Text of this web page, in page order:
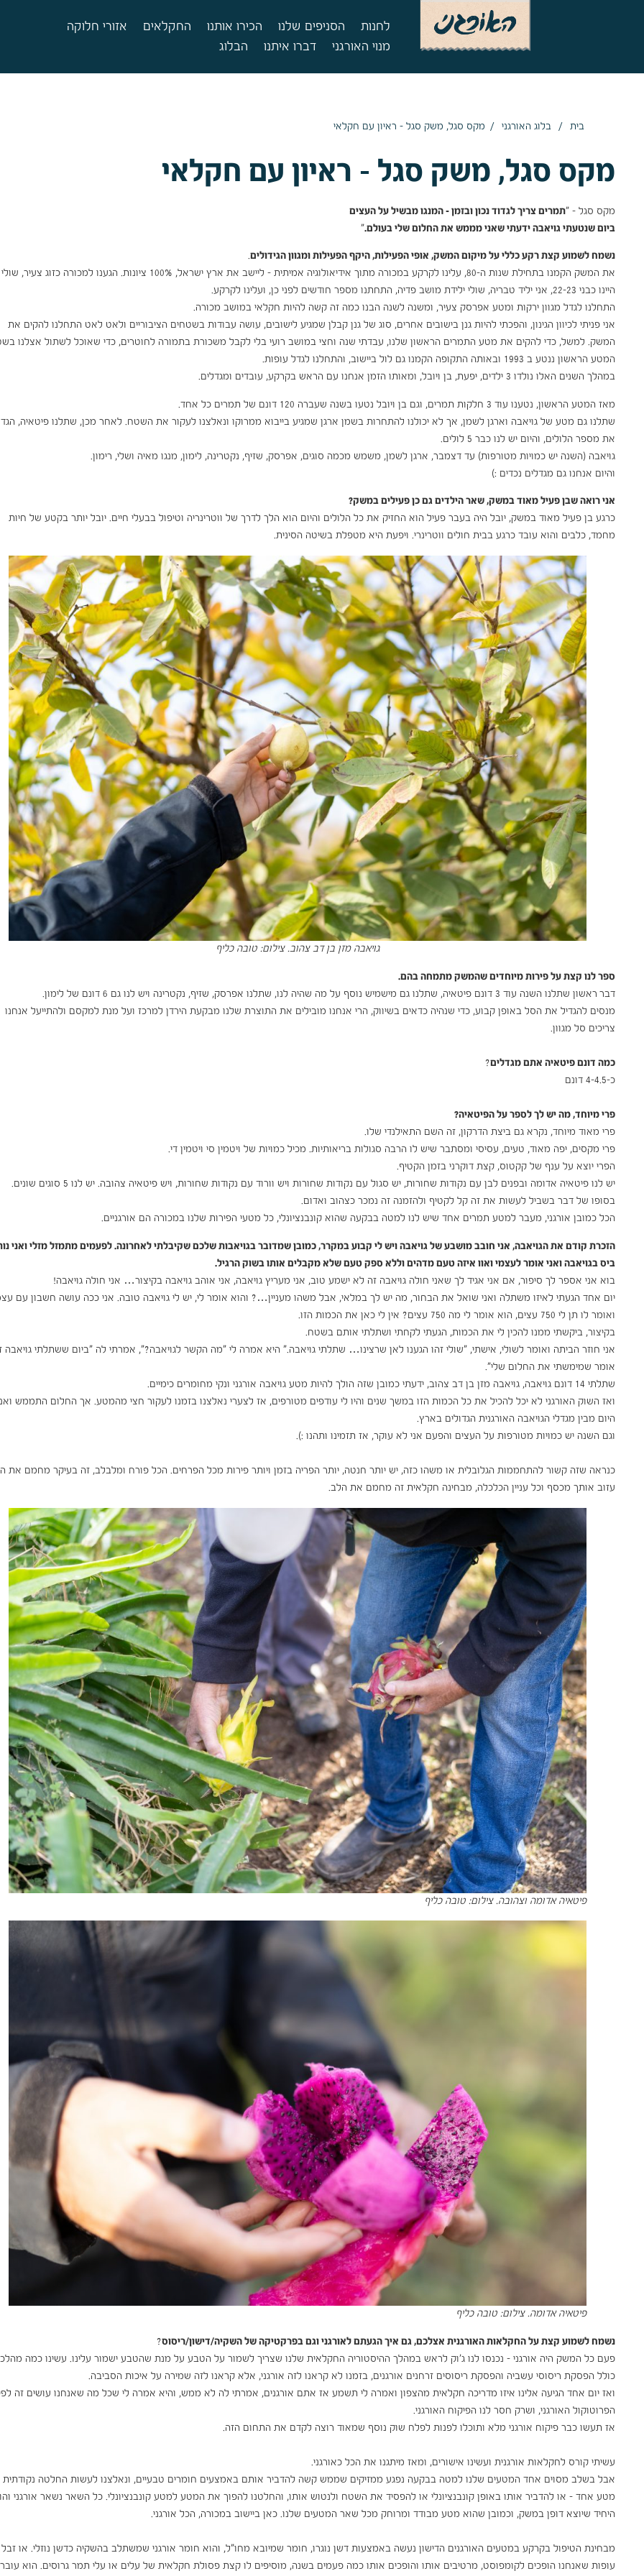
לחנות הסניפים שלנו הכירו אותנו החקלאים
אזורי חלוקה
מנוי האורגני
דברו איתנו הבלוג
בית / בלוג האורגני / מקס סגל, משק סגל – ראיון עם חקלאי
מקס סגל, משק סגל – ראיון עם חקלאי
מקס סגל – "תמרים צריך לגדוד נכון ובזמן – המנגו מבשיל על העצים
ביום שנטעתי גויאבה ידעתי שאני מממש את החלום שלי בעולם."
נשמח לשמוע קצת רקע כללי על מיקום המשק, אופי הפעילות, היקף הפעילות ומגוון הגידולים.
את המשק הקמנו בתחילת שנות ה-80, עלינו לקרקע במכורה מתוך אידיאולוגיה אמיתית – ליישב את ארץ ישראל, 100% ציונות. הגענו למכורה
היינו כבני 22-23, אני יליד טבריה, שולי ילידת מושב פדיה, התחתנו מספר חודשים לפני כן, ועלינו לקרקע.
התחלנו לגדל מגוון ירקות ומטע אפרסק צעיר, ומשנה לשנה הבנו כמה זה קשה להיות חקלאי במושב מכורה.
אני פניתי לכיוון הגינון, והפכתי להיות גנן בישובים אחרים, סוג של גנן קבלן שמגיע לישובים, עושה עבודות בשטחים הציבוריים ולאט לאט התחלנו להקים את
המשק. למשל, כדי להקים את מטע התמרים הראשון שלנו, עבדתי שנה וחצי במושב רועי בלי לקבל משכורת בתמורה לחוטרים, כדי שאוכל לשתול אצלנו
המטע הראשון ננטע ב 1993 ובאותה התקופה הקמנו גם לול ביישוב, והתחלנו לגדל עופות.
במהלך השנים האלו נולדו 3 ילדים, יפעת, בן ויובל, ומאותו הזמן אנחנו עם הראש בקרקע, עובדים ומגדלים.
מאז המטע הראשון, נטענו עוד 3 חלקות תמרים, וגם בן ויובל נטעו בשנה שעברה 120 דונם של תמרים כל אחד.
שתלנו גם מטע של גויאבה וארגן לשמן, אך לא יכולנו להתחרות בשמן ארגן שמגיע בייבוא ממרוקו ונאלצנו לעקור את השטח. לאחר מכן, שתלנו פיטאיה,
את מספר הלולים, והיום יש לנו כבר 5 לולים.
גויאבה (השנה יש כמויות מטורפות) עד דצמבר, ארגן לשמן, משמש מכמה סוגים, אפרסק, שזיף, נקטרינה, לימון, מנגו מאיה ושלי, רימון.
והיום אנחנו גם מגדלים נכדים :)
אני רואה שבן פעיל מאוד במשק, שאר הילדים גם כן פעילים במשק?
כרגע בן פעיל מאוד במשק, יובל היה בעבר פעיל הוא החזיק את כל הלולים והיום הוא הלך לדרך של ווטרינריה וטיפול בבעלי חיים. יובל יותר בקטע של חיות
מחמד, כלבים והוא עובד כרגע בבית חולים ווטרינרי. ויפעת היא מטפלת בשיטה הסינית.
גויאבה מזן בן דב צהוב. צילום: טובה כליף
ספר לנו קצת על פירות מיוחדים שהמשק מתמחה בהם.
דבר ראשון שתלנו השנה עוד 3 דונם פיטאיה, שתלנו גם מישמיש נוסף על מה שהיה לנו, שתלנו אפרסק, שזיף, נקטרינה ויש לנו גם 6 דונם של לימון.
מנסים להגדיל את הסל באופן קבוע, כדי שנהיה כדאים בשיווק, הרי אנחנו מובילים את התוצרת שלנו מבקעת הירדן למרכז ועל מנת למקסם ולהתייעל אנחנו
צריכים סל מגוון.
כמה דונם פיטאיה אתם מגדלים?
כ-4-4.5 דונם
פרי מיוחד, מה יש לך לספר על הפיטאיה?
פרי מאוד מיוחד, נקרא גם ביצת הדרקון, זה השם התאילנדי שלו.
פרי מקסים, יפה מאוד, טעים, עסיסי ומסתבר שיש לו הרבה סגולות בריאותיות. מכיל כמויות של ויטמין סי ויטמין די.
הפרי יוצא על ענף של קקטוס, קצת דוקרני בזמן הקטיף.
יש לנו פיטאיה אדומה ובפנים לבן עם נקודות שחורות, יש סגול עם נקודות שחורות ויש וורוד עם נקודות שחורות, ויש פיטאיה צהובה. יש לנו 5 סוגים שונים.
בסופו של דבר בשביל לעשות את זה קל לקטיף ולהזמנה זה נמכר כצהוב ואדום.
הכל כמובן אורגני, מעבר למטע תמרים אחד שיש לנו למטה בבקעה שהוא קונבנציונלי, כל מטעי הפירות שלנו במכורה הם אורגניים.
הזכרת קודם את הגויאבה, אני חובב מושבע של גויאבה ויש לי קבוע במקרר, כמובן שמדובר בגויאבות שלכם שקיבלתי לאחרונה. לפעמים מתמזל מזלי ואני
ביס בגויאבה ואני אומר לעצמי ואוו איזה טעם מדהים וללא ספק טעם שלא מקבלים אותו בשוק הרגיל.
בוא אני אספר לך סיפור, אם אני אגיד לך שאני חולה גויאבה זה לא ישמע טוב, אני מעריץ גויאבה, אני אוהב גויאבה בקיצור… אני חולה גויאבה!
יום אחד הגעתי לאיזו משתלה ואני שואל את הבחור, מה יש לך במלאי, אבל משהו מעניין…? והוא אומר לי, יש לי גויאבה טובה. אני ככה עושה חשבון עם
ואומר לו תן לי 750 עצים, הוא אומר לי מה 750 עצים? אין לי כאן את הכמות הזו.
בקיצור, ביקשתי ממנו להכין לי את הכמות, הגעתי לקחתי ושתלתי אותם בשטח.
אני חוזר הביתה ואומר לשולי, אישתי, "שולי זהו הגענו לאן שרצינו… שתלתי גויאבה." היא אמרה לי "מה הקשר לגויאבה?", אמרתי לה "ביום ששתלתי גויאבה
אומר שמימשתי את החלום שלי".
שתלתי 14 דונם גויאבה, גויאבה מזן בן דב צהוב, ידעתי כמובן שזה הולך להיות מטע גויאבה אורגני ונקי מחומרים כימיים.
ואז השוק האורגני לא יכל להכיל את כל הכמות הזו במשך שנים והיו לי עודפים מטורפים, אז לצערי נאלצנו בזמנו לעקור חצי מהמטע. אך החלום התממש
היום מבין מגדלי הגויאבה האורגנית הגדולים בארץ.
וגם השנה יש כמויות מטורפות על העצים והפעם אני לא עוקר, אז תזמינו ותהנו :).
כנראה שזה קשור להתחממות הגלובלית או משהו כזה, יש יותר חנטה, יותר הפריה בזמן ויותר פירות מכל הפרחים. הכל פורח ומלבלב, זה בעיקר מחמם את
עזוב אותך מכסף וכל עניין הכלכלה, מבחינה חקלאית זה מחמם את הלב.
פיטאיה אדומה וצהובה. צילום: טובה כליף
פיטאיה אדומה. צילום: טובה כליף
נשמח לשמוע קצת על החקלאות האורגנית אצלכם, גם איך הגעתם לאורגני וגם בפרקטיקה של השקיה/דישון/ריסוס?
פעם כל המשק היה אורגני – נכנסו לנו ג'וק לראש במהלך ההיסטוריה החקלאית שלנו שצריך לשמור על הטבע על מנת שהטבע ישמור עלינו. עשינו כמה
כולל הפסקת ריסוסי עשביה והפסקת ריסוסים זרחנים אורגנים, בזמנו לא קראנו לזה אורגני, אלא קראנו לזה שמירה על איכות הסביבה.
ואז יום אחד הגיעה אלינו איזו מדריכה חקלאית מהצפון ואמרה לי תשמע אז אתם אורגנים, אמרתי לה לא ממש, והיא אמרה לי שכל מה שאנחנו עושים זה
הפרוטוקול האורגני, ושרק חסר לנו הפיקוח האורגני.
אז תעשו כבר פיקוח אורגני מלא ותוכלו לפנות לפלח שוק נוסף שמאוד רוצה לקדם את התחום הזה.
עשיתי קורס לחקלאות אורגנית ועשינו אישורים, ומאז מיתגנו את הכל כאורגני.
אבל בשלב מסוים אחד המטעים שלנו למטה בבקעה נפגע ממזיקים שממש קשה להדביר אותם באמצעים חומרים טבעיים, ונאלצנו לעשות החלטה נקודתית
מטע אחד – או להדביר אותו באופן קונבנציונלי או להפסיד את השטח ולנטוש אותו, והחלטנו להפוך את המטע למטע קונבנציונלי. כל השאר נשאר אורגני
היחיד שיוצא דופן במשק, וכמובן שהוא מטע מבודד ומרוחק מכל שאר המטעים שלנו. כאן ביישוב במכורה, הכל אורגני.
מבחינת הטיפול בקרקע במטעים האורגנים הדישון נעשה באמצעות דשן נוגרו, חומר שמיובא מחו"ל, והוא חומר אורגני שמשתלב בהשקיה כדשן נוזלי. או זבל
עופות שאנחנו הופכים לקומפוסט, מרטיבים אותו והופכים אותו כמה פעמים בשנה, מוסיפים לו קצת פסולת חקלאית של עלים או עלי תמר גרוסים. הוא עובר